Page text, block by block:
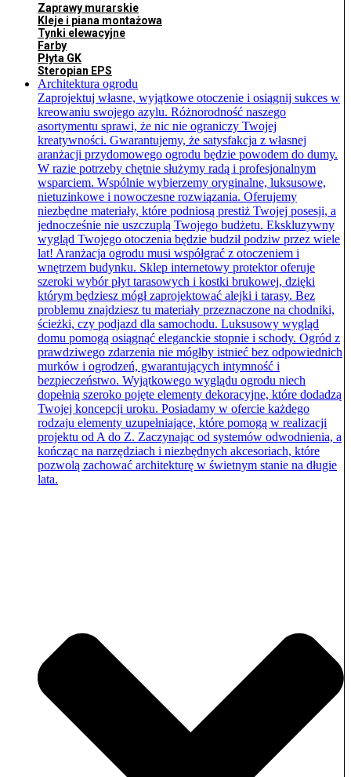
Zaprawy murarskie
Kleje i piana montażowa
Tynki elewacyjne
Farby
Płyta GK
Steropian EPS
Architektura ogrodu
Zaprojektuj własne, wyjątkowe otoczenie i osiągnij sukces w
kreowaniu swojego azylu. Różnorodność naszego
asortymentu sprawi, że nic nie ograniczy Twojej
kreatywności. Gwarantujemy, że satysfakcja z własnej
aranżacji przydomowego ogrodu będzie powodem do dumy.
W razie potrzeby chętnie służymy radą i profesjonalnym
wsparciem. Wspólnie wybierzemy oryginalne, luksusowe,
nietuzinkowe i nowoczesne rozwiązania. Oferujemy
niezbędne materiały, które podniosą prestiż Twojej posesji, a
jednocześnie nie uszczuplą Twojego budżetu. Ekskluzywny
wygląd Twojego otoczenia będzie budził podziw przez wiele
lat! Aranżacja ogrodu musi współgrać z otoczeniem i
wnętrzem budynku. Sklep internetowy protektor oferuje
szeroki wybór płyt tarasowych i kostki brukowej, dzięki
którym będziesz mógł zaprojektować alejki i tarasy. Bez
problemu znajdziesz tu materiały przeznaczone na chodniki,
ścieżki, czy podjazd dla samochodu. Luksusowy wygląd
domu pomogą osiągnąć eleganckie stopnie i schody. Ogród z
prawdziwego zdarzenia nie mógłby istnieć bez odpowiednich
murków i ogrodzeń, gwarantujących intymność i
bezpieczeństwo. Wyjątkowego wyglądu ogrodu niech
dopełnią szeroko pojęte elementy dekoracyjne, które dodadzą
Twojej koncepcji uroku. Posiadamy w ofercie każdego
rodzaju elementy uzupełniające, które pomogą w realizacji
projektu od A do Z. Zaczynając od systemów odwodnienia, a
kończąc na narzędziach i niezbędnych akcesoriach, które
pozwolą zachować architekturę w świetnym stanie na długie
lata.